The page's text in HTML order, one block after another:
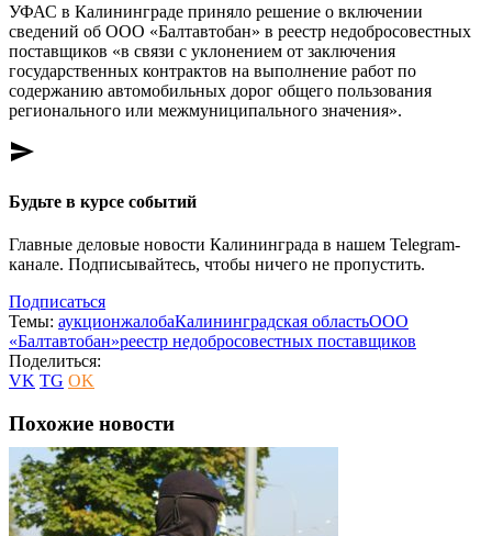
УФАС в Калининграде приняло решение о включении
сведений об ООО «Балтавтобан» в реестр недобросовестных
поставщиков «в связи с уклонением от заключения
государственных контрактов на выполнение работ по
содержанию автомобильных дорог общего пользования
регионального или межмуниципального значения».
send
Будьте в курсе событий
Главные деловые новости Калининграда в нашем Telegram-
канале. Подписывайтесь, чтобы ничего не пропустить.
Подписаться
Темы: аукционжалобаКалининградская областьООО
«Балтавтобан»реестр недобросовестных поставщиков
Поделиться:
VK TG OK
Похожие новости